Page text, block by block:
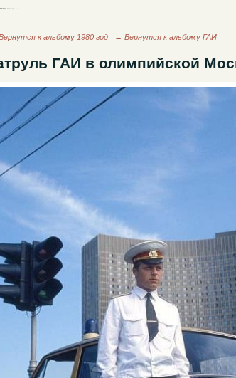
к альбому 1980 год ← Вернутся к альбому ГАИ
ГАИ в олимпийской